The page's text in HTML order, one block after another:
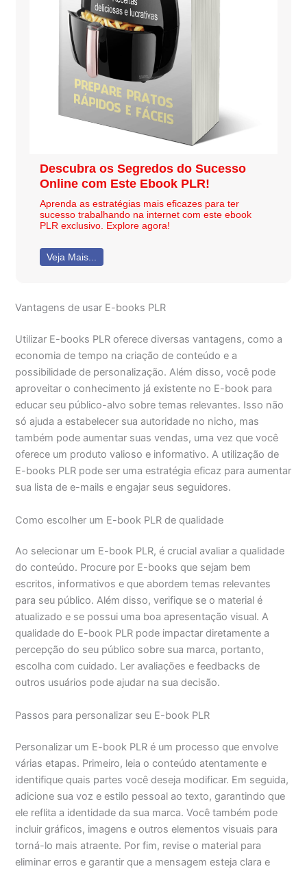
Descubra os Segredos do Sucesso
Online com Este Ebook PLR!
Aprenda as estratégias mais eficazes para ter
sucesso trabalhando na internet com este ebook
PLR exclusivo. Explore agora!
Veja Mais...
Vantagens de usar E-books PLR
Utilizar E-books PLR oferece diversas vantagens, como a
economia de tempo na criação de conteúdo e a
possibilidade de personalização. Além disso, você pode
aproveitar o conhecimento já existente no E-book para
educar seu público-alvo sobre temas relevantes. Isso não
só ajuda a estabelecer sua autoridade no nicho, mas
também pode aumentar suas vendas, uma vez que você
oferece um produto valioso e informativo. A utilização de
E-books PLR pode ser uma estratégia eficaz para aumentar
sua lista de e-mails e engajar seus seguidores.
Como escolher um E-book PLR de qualidade
Ao selecionar um E-book PLR, é crucial avaliar a qualidade
do conteúdo. Procure por E-books que sejam bem
escritos, informativos e que abordem temas relevantes
para seu público. Além disso, verifique se o material é
atualizado e se possui uma boa apresentação visual. A
qualidade do E-book PLR pode impactar diretamente a
percepção do seu público sobre sua marca, portanto,
escolha com cuidado. Ler avaliações e feedbacks de
outros usuários pode ajudar na sua decisão.
Passos para personalizar seu E-book PLR
Personalizar um E-book PLR é um processo que envolve
várias etapas. Primeiro, leia o conteúdo atentamente e
identifique quais partes você deseja modificar. Em seguida,
adicione sua voz e estilo pessoal ao texto, garantindo que
ele reflita a identidade da sua marca. Você também pode
incluir gráficos, imagens e outros elementos visuais para
torná-lo mais atraente. Por fim, revise o material para
eliminar erros e garantir que a mensagem esteja clara e